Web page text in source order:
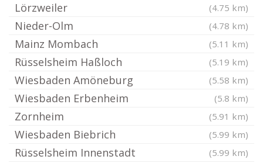
Lörzweiler (4.75 km)
Nieder-Olm (4.78 km)
Mainz Mombach (5.11 km)
Rüsselsheim Haßloch (5.19 km)
Wiesbaden Amöneburg (5.58 km)
Wiesbaden Erbenheim (5.8 km)
Zornheim (5.91 km)
Wiesbaden Biebrich (5.99 km)
Rüsselsheim Innenstadt (5.99 km)